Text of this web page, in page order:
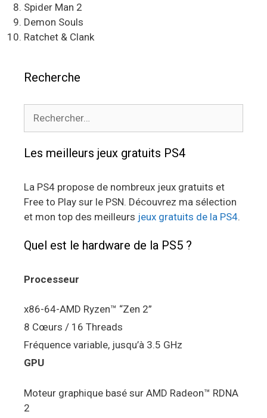
Spider Man 2
Demon Souls
Ratchet & Clank
Recherche
Les meilleurs jeux gratuits PS4
La PS4 propose de nombreux jeux gratuits et
Free to Play sur le PSN. Découvrez ma sélection
et mon top des meilleurs jeux gratuits de la PS4.
Quel est le hardware de la PS5 ?
Processeur
x86-64-AMD Ryzen™ “Zen 2”
8 Cœurs / 16 Threads
Fréquence variable, jusqu’à 3.5 GHz
GPU
Moteur graphique basé sur AMD Radeon™ RDNA
2